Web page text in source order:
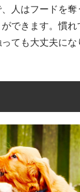
人はフードを奪
できます。慣れ
ても大丈夫にな